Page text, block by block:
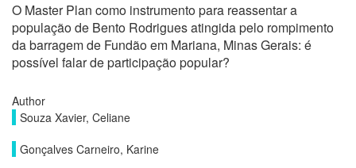
O Master Plan como instrumento para reassentar a
população de Bento Rodrigues atingida pelo rompimento
da barragem de Fundão em Mariana, Minas Gerais: é
possível falar de participação popular?
Author
Souza Xavier, Celiane
Gonçalves Carneiro, Karine